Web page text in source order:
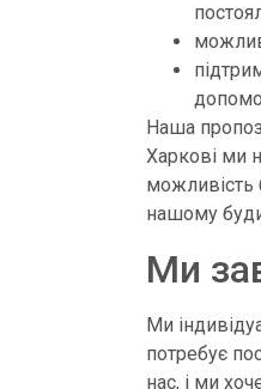
Наша
Харкові ми
можливість
нашому
Ми
Ми
потребує
нас, і ми